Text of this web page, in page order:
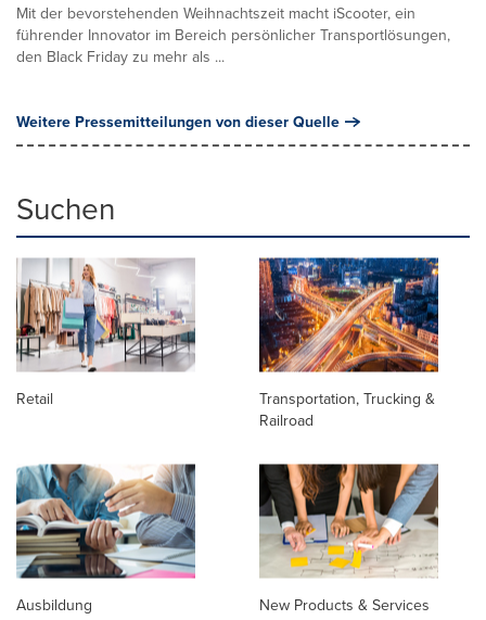
Mit der bevorstehenden Weihnachtszeit macht iScooter, ein
führender Innovator im Bereich persönlicher Transportlösungen,
den Black Friday zu mehr als ...
Weitere Pressemitteilungen von dieser Quelle
Suchen
Retail
Transportation, Trucking &
Railroad
Ausbildung New Products & Services